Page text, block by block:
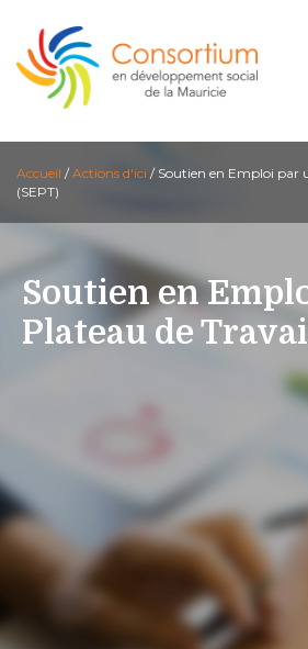
Accueil / Actions d'ici / Soutien en Emploi par
(SEPT)
Soutien en
Plateau de